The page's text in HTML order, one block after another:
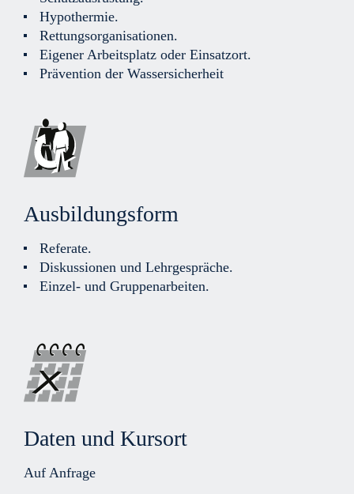
Hypothermie.
Rettungsorganisationen.
Eigener Arbeitsplatz oder Einsatzort.
Prävention der Wassersicherheit
Ausbildungsform
Referate.
Diskussionen und Lehrgespräche.
Einzel- und Gruppenarbeiten.
Daten und Kursort
Auf Anfrage